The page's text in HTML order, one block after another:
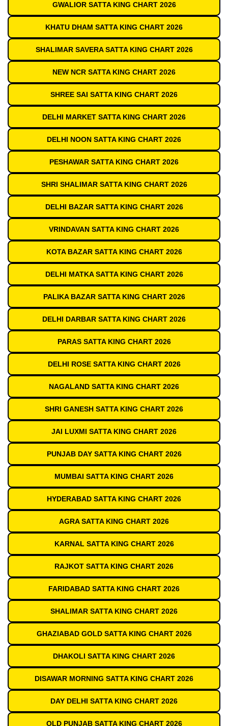
GWALIOR SATTA KING CHART 2026
KHATU DHAM SATTA KING CHART 2026
SHALIMAR SAVERA SATTA KING CHART 2026
NEW NCR SATTA KING CHART 2026
SHREE SAI SATTA KING CHART 2026
DELHI MARKET SATTA KING CHART 2026
DELHI NOON SATTA KING CHART 2026
PESHAWAR SATTA KING CHART 2026
SHRI SHALIMAR SATTA KING CHART 2026
DELHI BAZAR SATTA KING CHART 2026
VRINDAVAN SATTA KING CHART 2026
KOTA BAZAR SATTA KING CHART 2026
DELHI MATKA SATTA KING CHART 2026
PALIKA BAZAR SATTA KING CHART 2026
DELHI DARBAR SATTA KING CHART 2026
PARAS SATTA KING CHART 2026
DELHI ROSE SATTA KING CHART 2026
NAGALAND SATTA KING CHART 2026
SHRI GANESH SATTA KING CHART 2026
JAI LUXMI SATTA KING CHART 2026
PUNJAB DAY SATTA KING CHART 2026
MUMBAI SATTA KING CHART 2026
HYDERABAD SATTA KING CHART 2026
AGRA SATTA KING CHART 2026
KARNAL SATTA KING CHART 2026
RAJKOT SATTA KING CHART 2026
FARIDABAD SATTA KING CHART 2026
SHALIMAR SATTA KING CHART 2026
GHAZIABAD GOLD SATTA KING CHART 2026
DHAKOLI SATTA KING CHART 2026
DISAWAR MORNING SATTA KING CHART 2026
DAY DELHI SATTA KING CHART 2026
OLD PUNJAB SATTA KING CHART 2026